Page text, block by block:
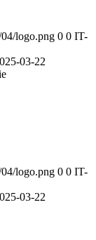
logo.png 0 0 IT-
03-22
logo.png 0 0 IT-
03-22